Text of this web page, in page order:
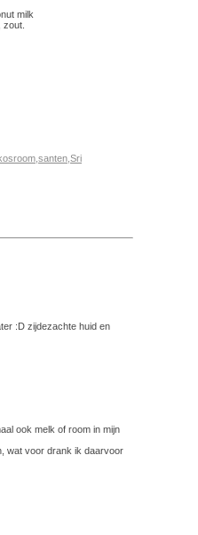
milk
,santen,Sri
:D zijdezachte huid en
ook melk of room in mijn
wat voor drank ik daarvoor